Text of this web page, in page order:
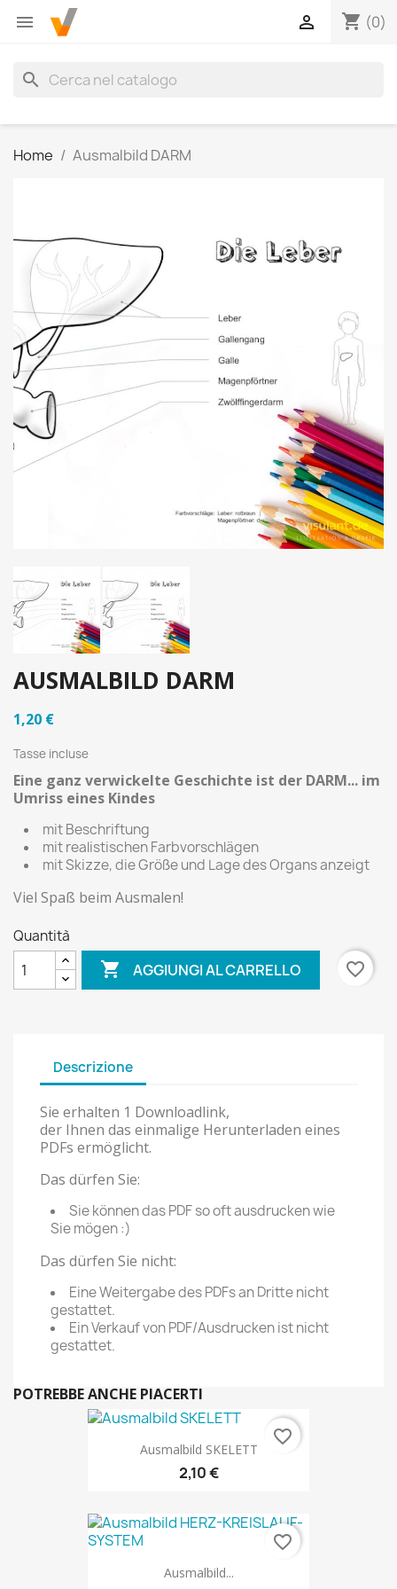
 shopping_cart (0)

search
Home Ausmalbild DARM
AUSMALBILD DARM
1,20 €
Tasse incluse
Eine ganz verwickelte Geschichte ist der DARM... im
Umriss eines Kindes
mit Beschriftung
mit realistischen Farbvorschlägen
mit Skizze, die Größe und Lage des Organs anzeigt
Viel Spaß beim Ausmalen!
Quantità
 AGGIUNGI AL CARRELLO favorite_border
Descrizione
Sie erhalten 1 Downloadlink,
der Ihnen das einmalige Herunterladen eines
PDFs ermöglicht.
Das dürfen Sie:
Sie können das PDF so oft ausdrucken wie
Sie mögen :)
Das dürfen Sie nicht:
Eine Weitergabe des PDFs an Dritte nicht
gestattet.
Ein Verkauf von PDF/Ausdrucken ist nicht
gestattet.
POTREBBE ANCHE PIACERTI
Ausmalbild SKELETT
2,10 €
favorite_border
Ausmalbild...
favorite_border